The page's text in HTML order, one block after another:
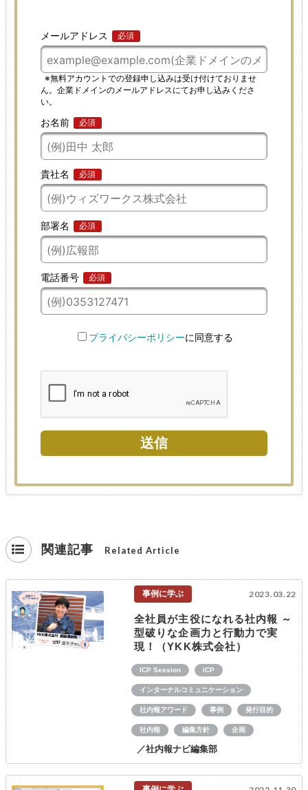
関連記事 Related Article
事例に学ぶ 2023.03.22
全社員が主役になれる社内報 ～
型破りな企画力と行動力で実
現！（YKK株式会社）
ICP Session ICP
インターナルコミュニケーション
社内報アワード 事例 発行目的
社内報 編集方針 企画
／社内報ナビ編集部